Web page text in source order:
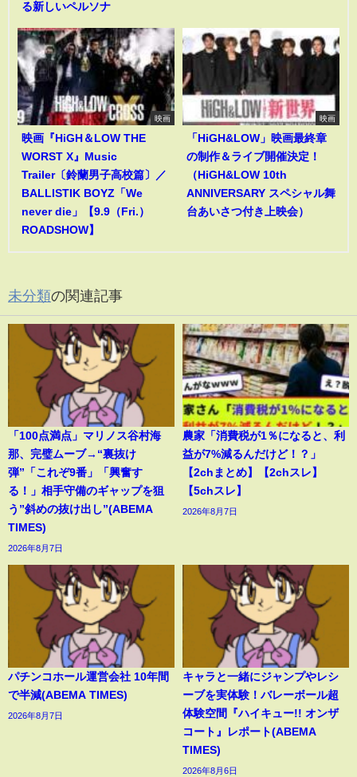
る新しいペルソナ
映画
映画『HiGH＆LOW THE
WORST X』Music
Trailer〔鈴蘭男子高校篇〕／
BALLISTIK BOYZ「We
never die」【9.9（Fri.）
ROADSHOW】
映画
「HiGH&LOW」映画最終章
の制作＆ライブ開催決定！
（HiGH&LOW 10th
ANNIVERSARY スペシャル舞
台あいさつ付き上映会）
未分類の関連記事
「100点満点」マリノス谷村海
那、完璧ムーブ→“裏抜け
弾”「これぞ9番」「興奮す
る！」相手守備のギャップを狙
う”斜めの抜け出し”(ABEMA
TIMES)
2026年8月7日
農家「消費税が1％になると、利
益が7%減るんだけど！？」
【2chまとめ】【2chスレ】
【5chスレ】
2026年8月7日
パチンコホール運営会社 10年間
で半減(ABEMA TIMES)
2026年8月7日
キャラと一緒にジャンプやレシ
ーブを実体験！バレーボール超
体験空間『ハイキュー!! オンザ
コート』レポート(ABEMA
TIMES)
2026年8月6日